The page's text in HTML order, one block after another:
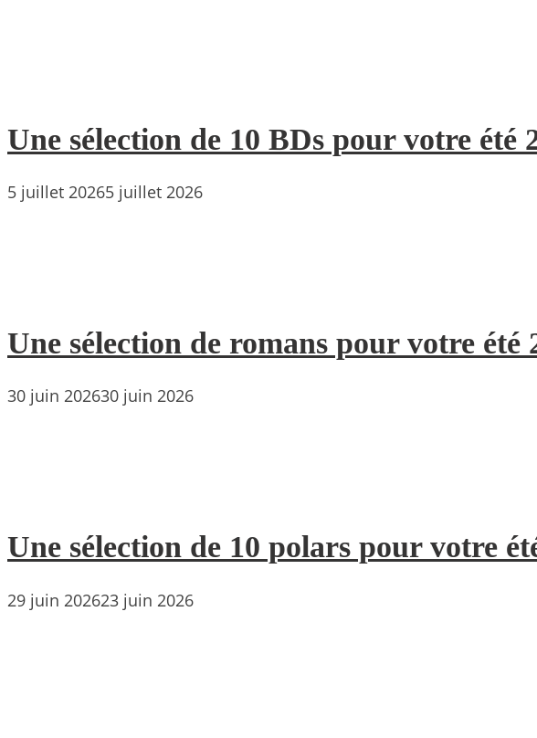
Une sélection de 10 BDs pour votre été
5 juillet 20265 juillet 2026
Une sélection de romans pour votre été
30 juin 202630 juin 2026
Une sélection de 10 polars pour votre
29 juin 202623 juin 2026